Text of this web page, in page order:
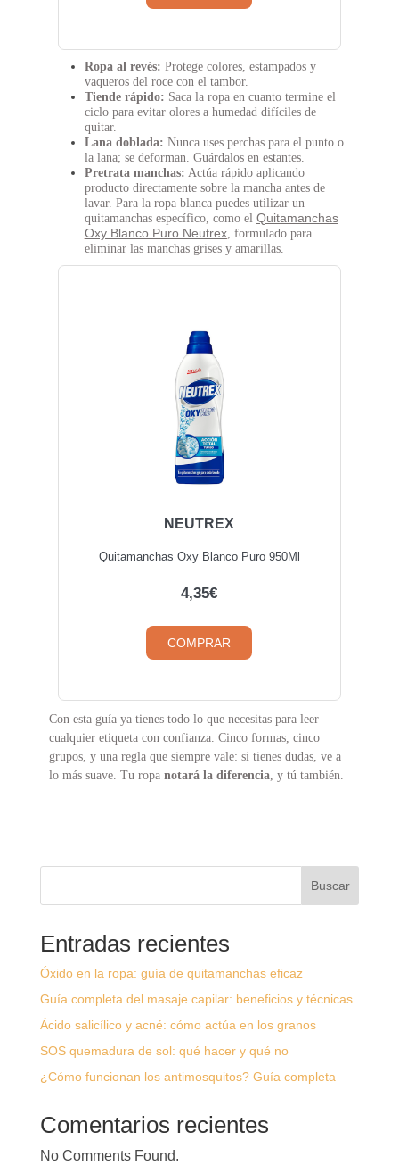
Ropa al revés: Protege colores, estampados y
vaqueros del roce con el tambor.
Tiende rápido: Saca la ropa en cuanto termine el
ciclo para evitar olores a humedad difíciles de
quitar.
Lana doblada: Nunca uses perchas para el punto o
la lana; se deforman. Guárdalos en estantes.
Pretrata manchas: Actúa rápido aplicando
producto directamente sobre la mancha antes de
lavar. Para la ropa blanca puedes utilizar un
quitamanchas específico, como el Quitamanchas
Oxy Blanco Puro Neutrex, formulado para
eliminar las manchas grises y amarillas.
NEUTREX
Quitamanchas Oxy Blanco Puro 950Ml
4,35€
COMPRAR
Con esta guía ya tienes todo lo que necesitas para leer
cualquier etiqueta con confianza. Cinco formas, cinco
grupos, y una regla que siempre vale: si tienes dudas, ve a
lo más suave. Tu ropa notará la diferencia, y tú también.
Buscar
Entradas recientes
Óxido en la ropa: guía de quitamanchas eficaz
Guía completa del masaje capilar: beneficios y técnicas
Ácido salicílico y acné: cómo actúa en los granos
SOS quemadura de sol: qué hacer y qué no
¿Cómo funcionan los antimosquitos? Guía completa
Comentarios recientes
No Comments Found.